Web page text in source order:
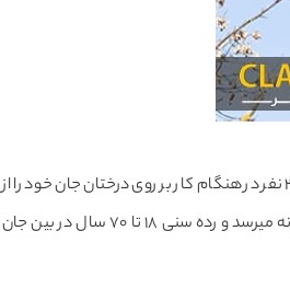
در کشورهای توسعه یافته با قوانین سخت گیرانه کار در ارتفاع مانند انگلستان، طبق آمارها ماهیانه ۲ نفر در هنگام کار بر روی درختان جان خود را از
دست می‌دهند. تعداد کشته شدگان در آمریکا که قوانین آسانتری حکم فرما است به ۱۵۳ نفر سالیانه می­رسد و رده سنی ۱۸ تا ۷۰ سال در بین جان